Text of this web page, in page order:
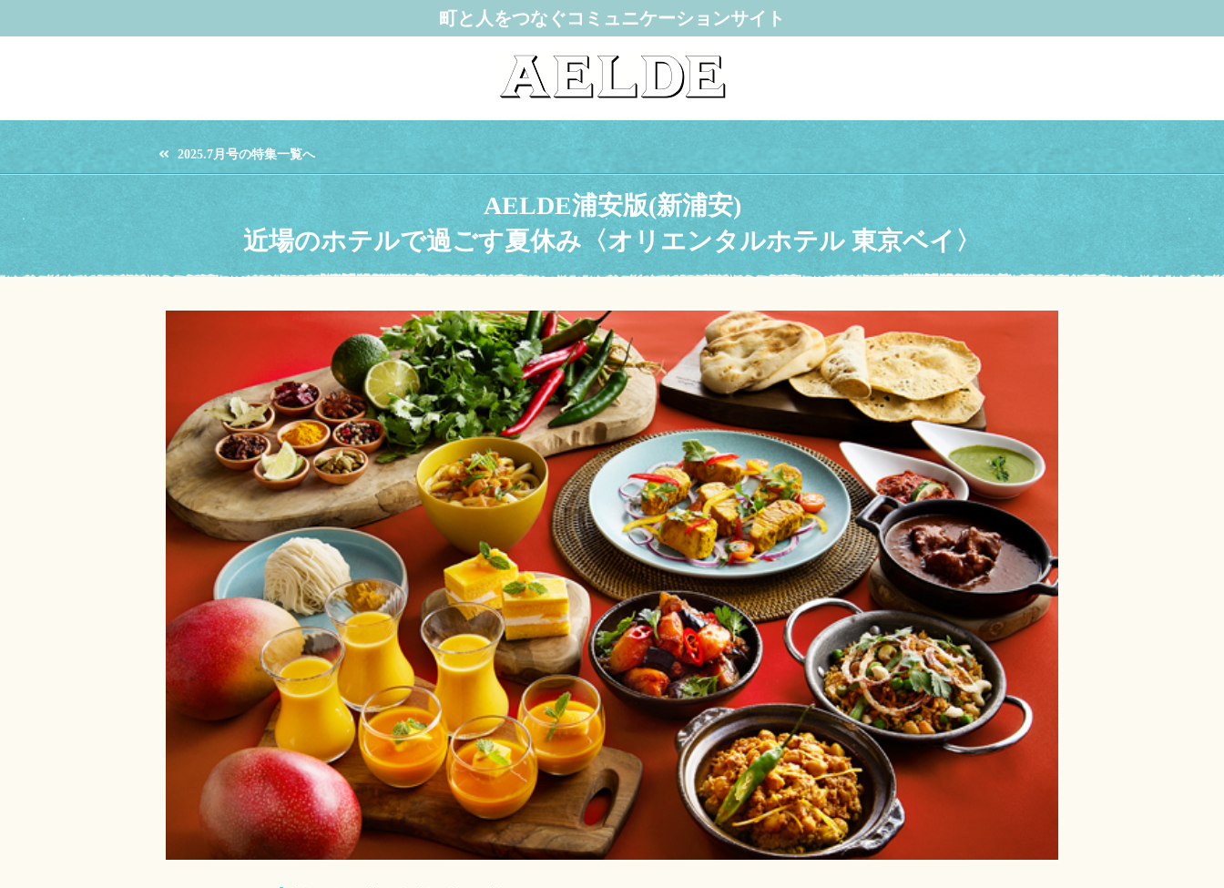
町と人をつなぐコミュニケーションサイト
2025.7月号の特集一覧へ
AELDE浦安版(新浦安)
近場のホテルで過ごす夏休み〈オリエンタルホテル 東京ベイ〉